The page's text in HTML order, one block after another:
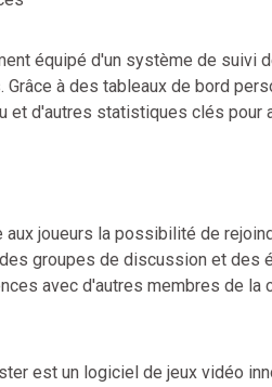
équipé d'un système de suivi
Grâce à des tableaux de bord
et d'autres statistiques clés pour
joueurs la possibilité de
groupes de discussion et des
avec d'autres membres de la
est un logiciel de jeux vidéo